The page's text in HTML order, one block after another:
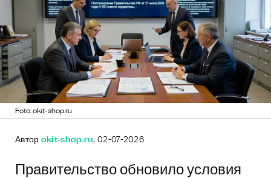
Foto: okit-shop.ru
Автор okit-shop.ru, 02-07-2026
Правительство обновило условия